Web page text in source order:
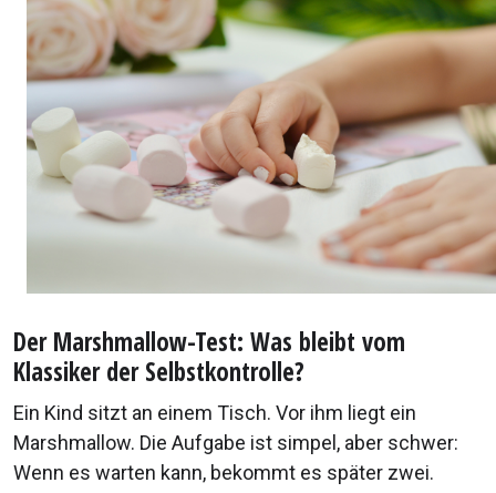
Der Marshmallow-Test: Was bleibt vom
Klassiker der Selbstkontrolle?
Ein Kind sitzt an einem Tisch. Vor ihm liegt ein
Marshmallow. Die Aufgabe ist simpel, aber schwer:
Wenn es warten kann, bekommt es später zwei.